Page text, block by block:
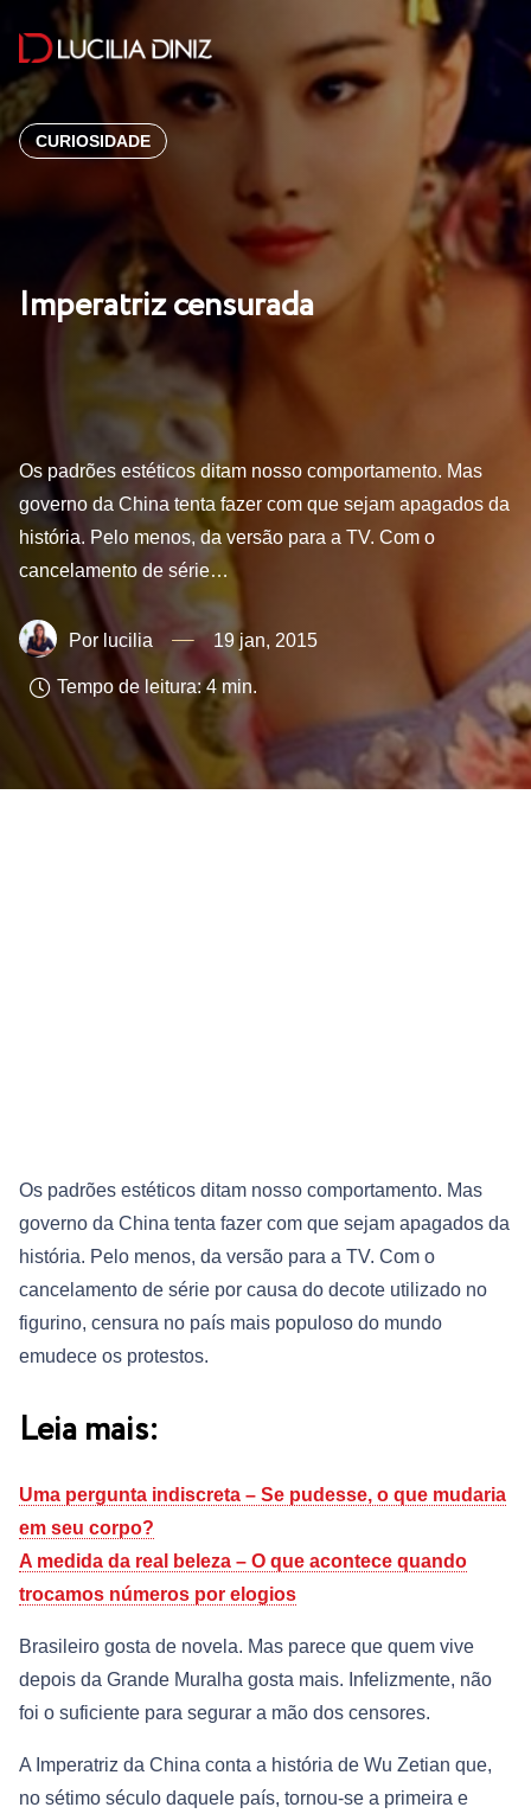
CURIOSIDADE
Imperatriz censurada
Os padrões estéticos ditam nosso comportamento. Mas
governo da China tenta fazer com que sejam apagados da
história. Pelo menos, da versão para a TV. Com o
cancelamento de série…
lucilia 19 jan, 2015
Tempo de leitura: 4 min.
Os padrões estéticos ditam nosso comportamento. Mas
governo da China tenta fazer com que sejam apagados da
história. Pelo menos, da versão para a TV. Com o
cancelamento de série por causa do decote utilizado no
figurino, censura no país mais populoso do mundo
emudece os protestos.
Leia mais:
Uma pergunta indiscreta – Se pudesse, o que mudaria
em seu corpo?
A medida da real beleza – O que acontece quando
trocamos números por elogios
Brasileiro gosta de novela. Mas parece que quem vive
depois da Grande Muralha gosta mais. Infelizmente, não
foi o suficiente para segurar a mão dos censores.
A Imperatriz da China conta a história de Wu Zetian que,
no sétimo século daquele país, tornou-se a primeira e